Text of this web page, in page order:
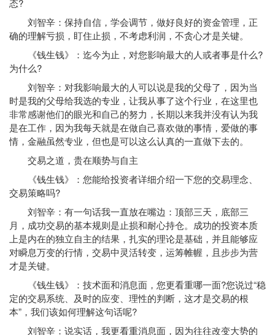
态?
刘智辛：保持自信，学会调节，做好良好的资金管理，正
确的理解亏损，盯住止损，不考虑利润，不贪心才是关键。
《钱生钱》：迄今为止，对您影响最大的人或者事是什么?
为什么?
刘智辛：对我影响最大的人可以说是我的父母了，因为当
时是我的父母给我选的专业，让我从事了这个行业，在这里也
非常感谢他们的眼光和自己的努力，长期以来我并没有认为我
是在工作，因为我每天就是在做自己喜欢做的事情，爱做的事
情，金融虽然专业，但也是可以这么认真的一直做下去的。
交易之道，贵在顺势与自主
《钱生钱》：您能给投资者详细介绍一下您的交易理念、
交易策略吗?
刘智辛：有一句话我一直放在嘴边：顶部三天，底部三
月，成功交易的基本规则是止损和耐心持仓。成功的投资本质
上是内在的独立自主的结果，扎实的理论是基础，并且能够应
对瞬息万变的行情，交易中灵活转变，运筹帷幄，且步步为营
才是关键。
《钱生钱》：技术面和消息面，您更看重哪一面?您说过“稳
定的交易系统 、及时的应变、理性的判断，这才是交易的根
本”，我们该如何理解这句话呢?
刘智辛：说实话，我更看重消息面，因为往往改变大势的